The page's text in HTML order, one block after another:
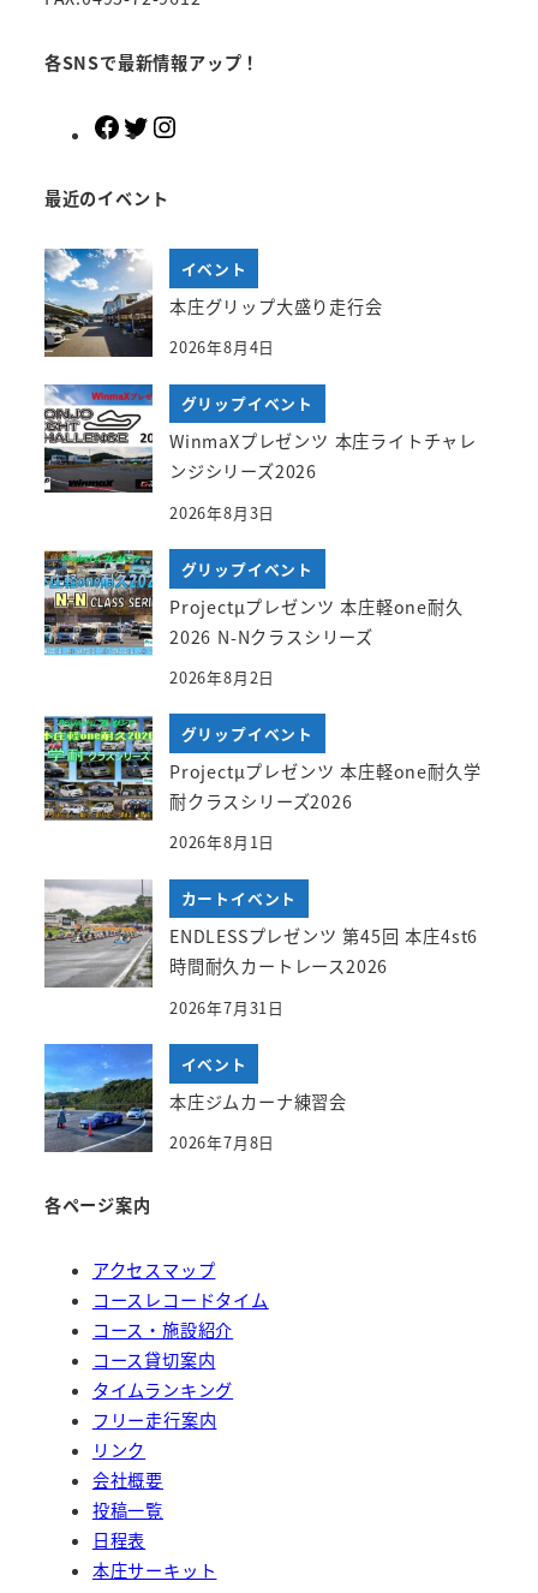
各SNSで最新情報アップ！
F
b
o
o
k
T
e
r
a
g
r
a
最近のイベント
イベント
本庄グリップ大盛り走行会
2026年8月4日
グリップイベント
WinmaXプレゼンツ 本庄ライトチャレ
ンジシリーズ2026
2026年8月3日
グリップイベント
Projectμプレゼンツ 本庄軽one耐久
2026 N-Nクラスシリーズ
2026年8月2日
グリップイベント
Projectμプレゼンツ 本庄軽one耐久学
耐クラスシリーズ2026
2026年8月1日
カートイベント
ENDLESSプレゼンツ 第45回 本庄4st6
時間耐久カートレース2026
2026年7月31日
イベント
本庄ジムカーナ練習会
2026年7月8日
各ページ案内
アクセスマップ
コースレコードタイム
コース・施設紹介
コース貸切案内
タイムランキング
フリー走行案内
リンク
会社概要
投稿一覧
日程表
本庄サーキット